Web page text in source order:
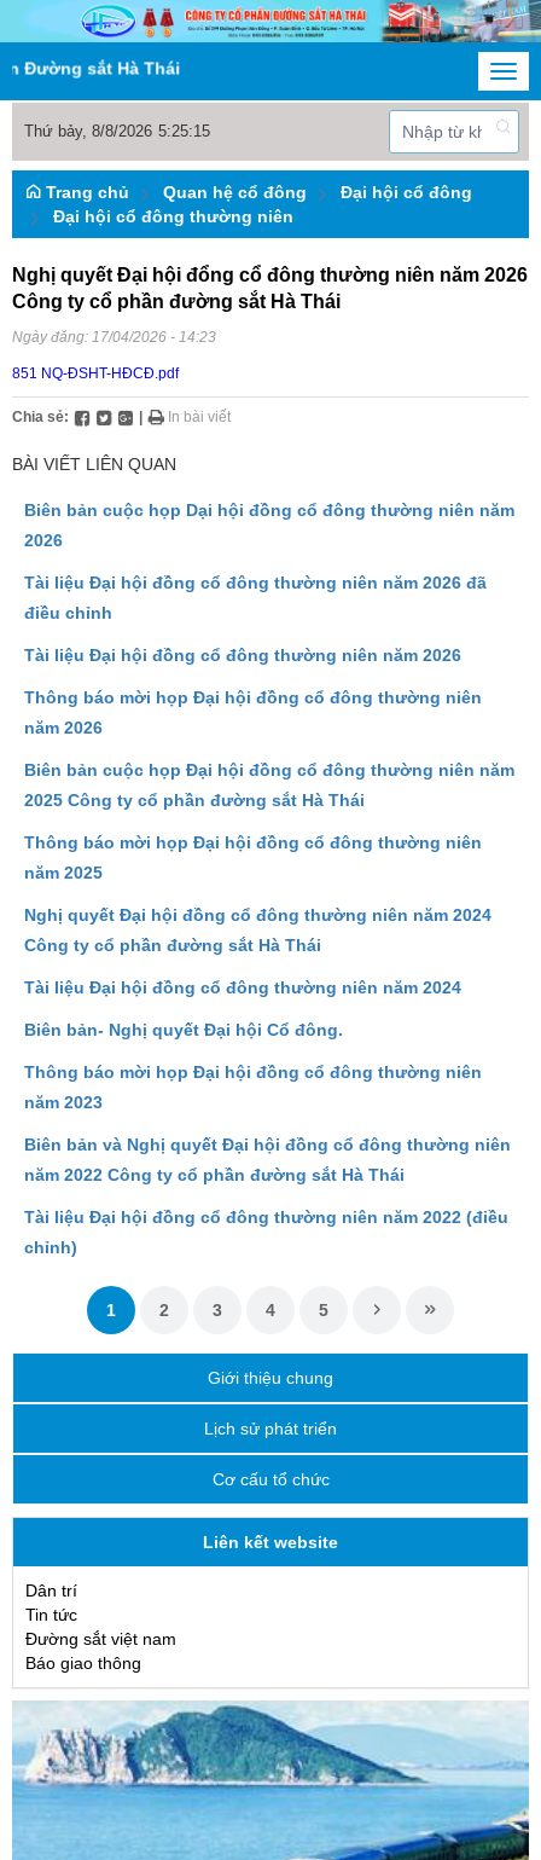
sắt Hà Thái
Thứ bảy, 8/8/2026 5:25:15
Trang chủ Quan hệ cổ đông
Đại hội cổ đông
Đại hội cổ đông thường niên
Nghị quyết Đại hội đổng cổ đông thường niên năm 2026
Công ty cổ phần đường sắt Hà Thái
Ngày đăng: 17/04/2026 - 14:23
851 NQ-ĐSHT-HĐCĐ.pdf
Chia sẻ: In bài viết
BÀI VIẾT LIÊN QUAN
Biên bản cuộc họp Dại hội đồng cổ đông thường niên năm
2026
Tài liệu Đại hội đồng cổ đông thường niên năm 2026 đã
điều chỉnh
Tài liệu Đại hội đồng cổ đông thường niên năm 2026
Thông báo mời họp Đại hội đồng cổ đông thường niên
năm 2026
Biên bản cuộc họp Đại hội đồng cổ đông thường niên năm
2025 Công ty cổ phần đường sắt Hà Thái
Thông báo mời họp Đại hội đồng cổ đông thường niên
năm 2025
Nghị quyết Đại hội đồng cổ đông thường niên năm 2024
Công ty cổ phần đường sắt Hà Thái
Tài liệu Đại hội đồng cổ đông thường niên năm 2024
Biên bản- Nghị quyết Đại hội Cổ đông.
Thông báo mời họp Đại hội đồng cổ đông thường niên
năm 2023
Biên bản và Nghị quyết Đại hội đồng cổ đông thường niên
năm 2022 Công ty cổ phần đường sắt Hà Thái
Tài liệu Đại hội đồng cổ đông thường niên năm 2022 (điều
chỉnh)
1 2 3 4 5
Giới thiệu chung
Lịch sử phát triển
Cơ cấu tổ chức
Liên kết website
Dân trí
Tin tức
Đường sắt việt nam
Báo giao thông